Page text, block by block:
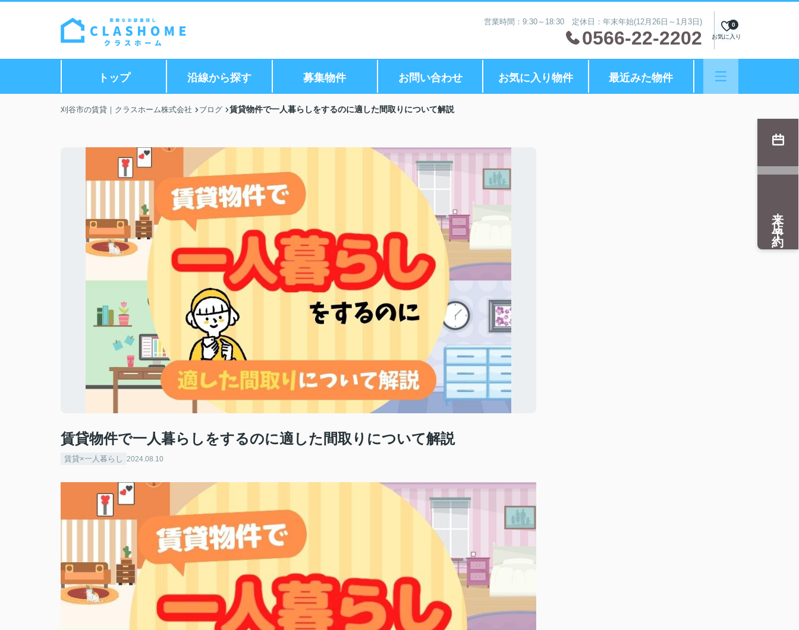
営業時間：9:30～18:30 定休日：年末年始(12月26日～1月3日)
0566-22-2202 お気に入り
0
トップ 沿線から探す 募集物件 お問い合わせ お気に入り物件 最近みた物件
刈谷市の賃貸｜クラスホーム株式会社 ブログ 賃貸物件で一人暮らしをするのに適した間取りについて解説
賃貸物件で一人暮らしをするのに適した間取りについて解説
賃貸×一人暮らし 2024.08.10
来店予約